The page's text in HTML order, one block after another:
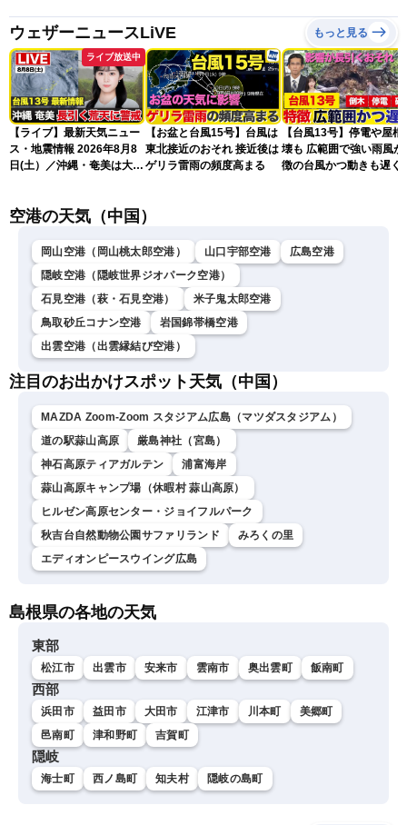
ウェザーニュースLiVE もっと見る
ライブ放送中
【ライブ】最新天気ニュー
ス・地震情報 2026年8月8
日(土）／沖縄・奄美は大荒
ュースLiVEコーヒータイ
【お盆と台風15号】台風は
東北接近のおそれ 接近後は
ゲリラ雷雨の頻度高まる
【台風13号】停電や屋根
壊も 広範囲で強い雨風が
徴の台風かつ動きも遅く
空港の天気（中国）
岡山空港（岡山桃太郎空港） 山口宇部空港
広島空港
隠岐空港（隠岐世界ジオパーク空港）
石見空港（萩・石見空港）
米子鬼太郎空港
鳥取砂丘コナン空港
岩国錦帯橋空港
出雲空港（出雲縁結び空港）
注目のお出かけスポット天気（中国）
MAZDA Zoom-Zoom スタジアム広島（マツダスタジアム）
道の駅蒜山高原
厳島神社（宮島）
神石高原ティアガルテン
浦富海岸
蒜山高原キャンプ場（休暇村 蒜山高原）
ヒルゼン高原センター・ジョイフルパーク
秋吉台自然動物公園サファリランド
みろくの里
エディオンピースウイング広島
島根県の各地の天気
東部
松江市 出雲市 安来市 雲南市 奥出雲町 飯南町
西部
浜田市 益田市 大田市 江津市 川本町
美郷町
邑南町
津和野町 吉賀町
隠岐
海士町 西ノ島町 知夫村 隠岐の島町